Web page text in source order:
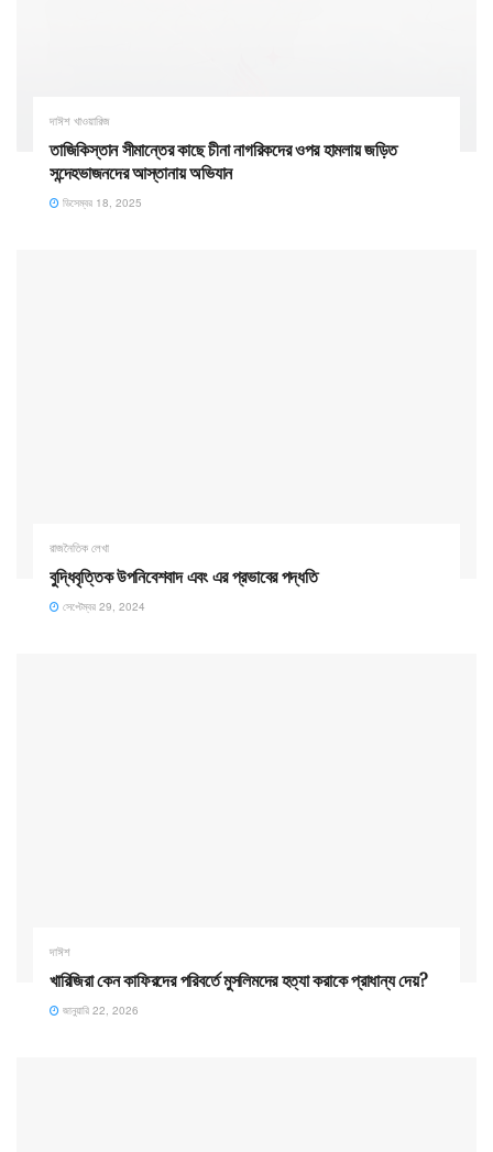
দাঈশ খাওয়ারিজ
তাজিকিস্তান সীমান্তের কাছে চীনা নাগরিকদের ওপর হামলায় জড়িত
সন্দেহভাজনদের আস্তানায় অভিযান
ডিসেম্বর 18, 2025
রাজনৈতিক লেখা
বুদ্ধিবৃত্তিক উপনিবেশবাদ এবং এর প্রভাবের পদ্ধতি
সেপ্টেম্বর 29, 2024
দাঈশ
খারিজিরা কেন কাফিরদের পরিবর্তে মুসলিমদের হত্যা করাকে প্রাধান্য দেয়?
জানুয়ারি 22, 2026